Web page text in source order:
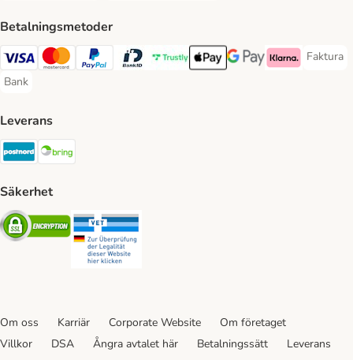
Betalningsmetoder
Visa Payment Method
Mastercard Payment Method
PayPal Payment Method
BankID Payment Method
Trustly Payment Method
Apple Pay Payment Method
Googple Pay Payment
Klarna Payment
Faktura
Faktura
Bank
Bank Payment Method
Leverans
Postnord Shipping Method
Säkerhet
Security
Om oss Karriär Corporate Website
Om företaget
Villkor
DSA Ångra avtalet här Betalningssätt
Leverans